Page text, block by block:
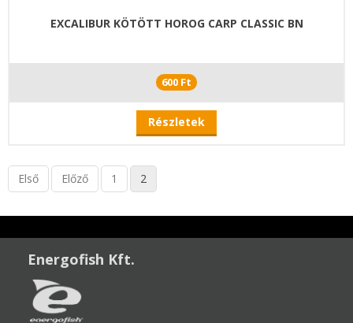
EXCALIBUR KÖTÖTT HOROG CARP CLASSIC BN
600 Ft
Részletek
Első Előző 1 2
Energofish Kft.